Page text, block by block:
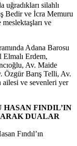
uğradıkları silahlı
Bedir ve İcra Memuru
meslektaşları ve
Adana Barosu
Erdem,
Av. Maide
Özgür Barış Telli, Av.
ailesi ve sevenleri yer
HASAN FINDIL’IN
DUALAR
Fındıl’ın